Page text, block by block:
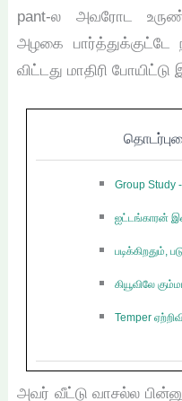
pant-ல அவரோட
அழகை பார்த்துக்குட்டே
விட்டது மாதிரி
Group Study
ஐட்டங்காரன்
படிக்கிறதும்,
கியூவிலே
Temper
அவர் வீட்டு வாசல்ல